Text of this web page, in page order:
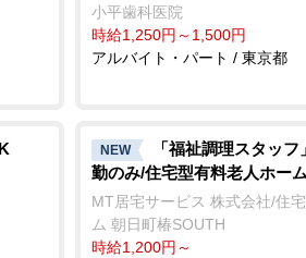
小平歯科医院
時給1,250円～1,500円
アルバイト・パート / 東京都
NEW
「福祉調理スタッ
勤のみ/住宅型有料老人ホーム
MT居宅サービス 株式会社/住
ム 朝日町椿SOUTH
時給1,200円～